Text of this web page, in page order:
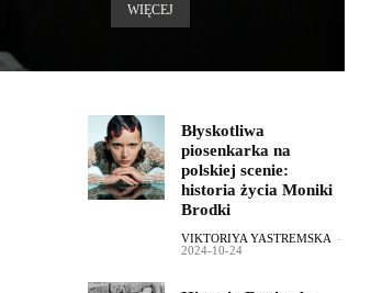
WIĘCEJ
Błyskotliwa
piosenkarka na
polskiej scenie:
historia życia Moniki
Brodki
VIKTORIYA YASTREMSKA -
2024-10-24